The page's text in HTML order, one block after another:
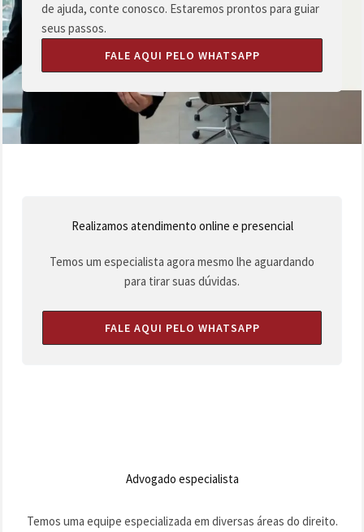
de ajuda, conte conosco. Estaremos prontos para guiar
seus passos.
FALE AQUI PELO WHATSAPP
Realizamos atendimento online e presencial
Temos um especialista agora mesmo lhe aguardando
para tirar suas dúvidas.
FALE AQUI PELO WHATSAPP
Advogado especialista
Temos uma equipe especializada em diversas áreas do direito.